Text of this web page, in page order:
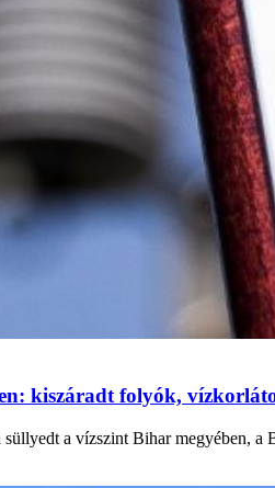
kiszáradt folyók,
a vízszint Bihar megyében, a